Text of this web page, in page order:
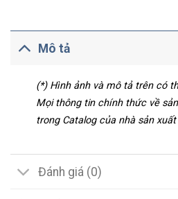
Mô tả
(*) Hình ảnh và mô tả trên có
Mọi thông tin chính thức về
trong Catalog của nhà sản xuất
Đánh giá (0)